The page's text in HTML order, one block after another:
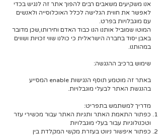
אנו משקיעים משאבים רבים להפוך אתר זה לנגיש בכדי
לאפשר את חווית הגלישה לכלל האוכלוסייה ולאנשים
עם מוגבלויות בפרט.
המוטו שמוביל אותנו הנו כבוד האדם וחירותו,שכן מדובר
באבן יסוד בחברה הישראלית כי כולנו שווי זכויות ושווים
במהותנו.
שימוש ברכיב ההנגשה:
באתר זה מוטמע תוסף הנגישות enable המסייע
בהנגשת האתר לבעלי מוגבלויות.
מדריך למשתמש בתפריט:
כפתור התאמת האתר ותגיות האתר עבור מכשירי עזר
וטכנולוגיות עבור בעלי מוגבלויות
כפתור איפשור ניווט בעזרת מקשי המקלדת בין